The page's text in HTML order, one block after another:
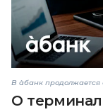
В àбанк
О